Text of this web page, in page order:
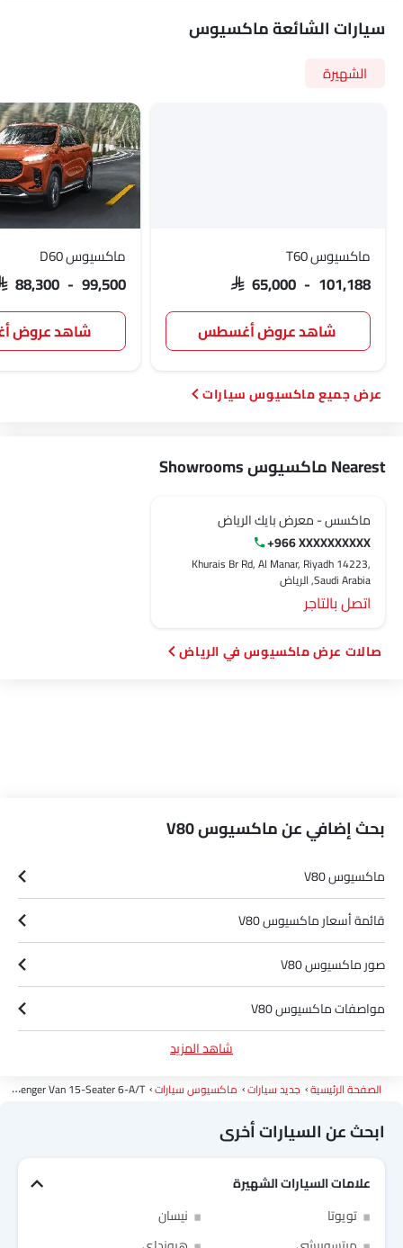
سيارات الشائعة ماكسيوس
الشهيرة
ماكسيوس T60
SAR 65,000 - 101,188
شاهد عروض أغسطس
ماكسيوس D60
88,300 - 99,500
شاهد عروض
ماكسيوس سيارات
Nearest ماكسيوس Showrooms
ماكسس - معرض بايك الرياض
+966 XXXXXXXXXX
Khurais Br Rd, Al Manar, Riyadh 14223,
Saudi Arabia, الرياض‎
اتصل بالتاجر
صالات عرض ماكسيوس في الرياض‎
بحث إضافي عن ماكسيوس V80
ماكسيوس V80
قائمة أسعار ماكسيوس V80
صور ماكسيوس V80
مواصفات ماكسيوس V80
وكلاء ماكسيوس في الرياض‎
شاهد المزيد
الصفحة الرئيسية جديد سيارات ماكسيوس سيارات 2.5L Passenger Van 15-Seater 6-A/T
ابحث عن السيارات أخرى
علامات السيارات الشهيرة
تويوتا
نيسان